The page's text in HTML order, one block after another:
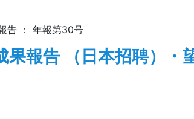
告 ： 年報第30号
報告 （日本招聘）・